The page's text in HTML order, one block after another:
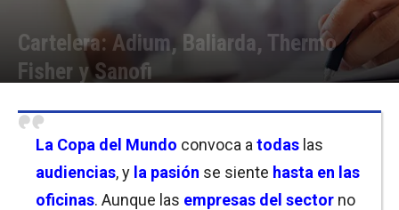
Cartelera: Adium, Baliarda, Thermo
Fisher y Sanofi
La Copa del Mundo convoca a todas las
audiencias, y la pasión se siente hasta en las
oficinas. Aunque las empresas del sector no